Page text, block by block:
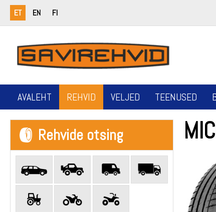
ET EN FI
AVALEHT REHVID VELJED TEENUSED
Rehvide otsing